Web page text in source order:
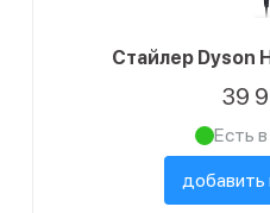
Стайлер Dyson
39
Есть
добавить